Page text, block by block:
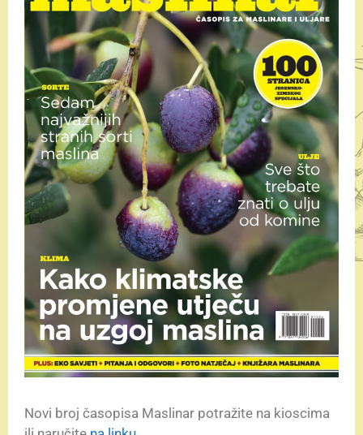
Novi broj časopisa Maslinar potražite na kioscima